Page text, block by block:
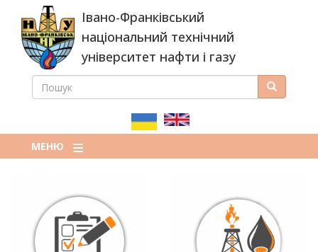
основного
вмісту
Івано-Франківський
національний технічний
університет нафти і газу
ПОШУКОВА
ПОШУК Пошук
МЕНЮ